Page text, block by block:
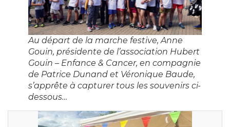
Au départ de la marche festive, Anne
Gouin, présidente de l’association Hubert
Gouin – Enfance & Cancer, en compagnie
de Patrice Dunand et Véronique Baude,
s’apprête à capturer tous les souvenirs ci-
dessous…